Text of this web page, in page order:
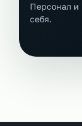
Персонал и
себя.